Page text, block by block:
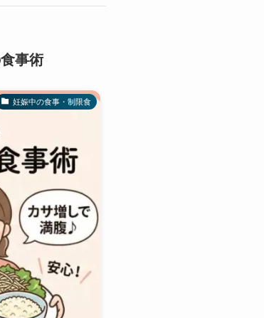
事術
妊娠中の食事・制限食